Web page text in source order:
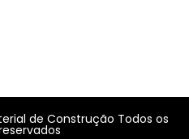
de Construção Todos os